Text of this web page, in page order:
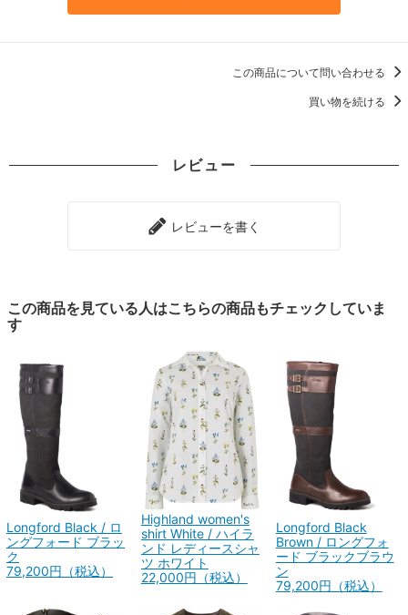
この商品について問い合わせる
買い物を続ける
レビュー
レビューを書く
この商品を見ている人はこちらの商品もチェックしていま
す
Longford Black / ロ
ングフォード ブラッ
ク
79,200円（税込）
Highland women's
shirt White / ハイラ
ンド レディースシャ
ツ ホワイト
22,000円（税込）
Longford Black
Brown / ロングフォ
ード ブラックブラウ
ン
79,200円（税込）